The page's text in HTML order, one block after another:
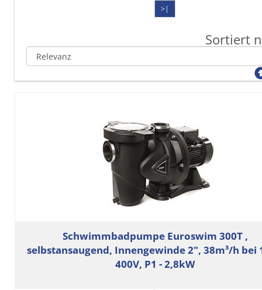
>|
Sortiert
Schwimmbadpumpe Euroswim 300T ,
selbstansaugend, Innengewinde 2", 38m³/h bei
400V, P1 - 2,8kW